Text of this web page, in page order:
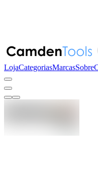
LojaCategoriasMarcasSobre